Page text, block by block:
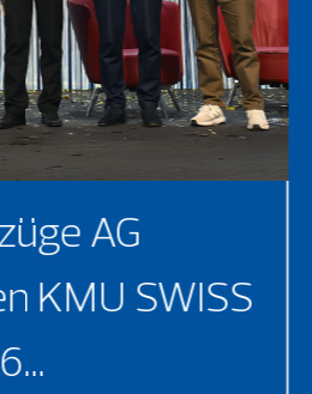
AG
KMU SWISS